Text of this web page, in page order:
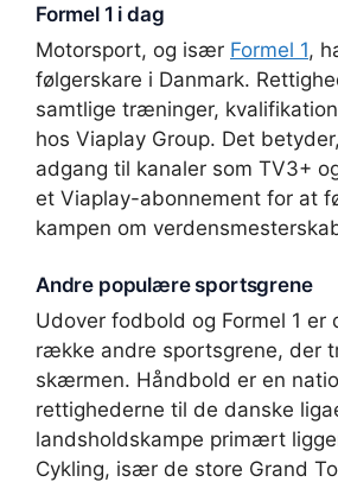
Formel 1 i dag
Motorsport, og især Formel 1,
følgerskare i Danmark.
samtlige træninger,
hos Viaplay Group. Det
adgang til kanaler som TV3+
et Viaplay-abonnement for at
kampen om
Andre populære sportsgrene
Udover fodbold og Formel 1 er
række andre sportsgrene, der
skærmen. Håndbold er en
rettighederne til de danske
landsholdskampe primært
Cykling, især de store Grand